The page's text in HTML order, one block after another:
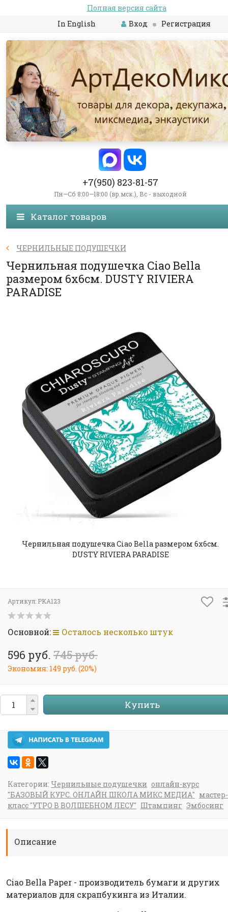
Полная версия сайта
In English
Вход Регистрация
+7(950) 823-81-57
Пн—Сб 8:00—18:00 (вр.мск.), Вс - выходной
Каталог товаров
ЧЕРНИЛЬНЫЕ ПОДУШЕЧКИ
Чернильная подушечка Ciao Bella
размером 6х6см. DUSTY RIVIERA
PARADISE
Чернильная подушечка Ciao Bella размером 6х6см.
DUSTY RIVIERA PARADISE
Артикул: PKA123
Основной: Осталось несколько штук
596 руб. 745 руб.
Экономия: 149 руб. (20%)
Купить
Категории: Чернильные подушечки онлайн-курс
"БАЗОВЫЙ КУРС. ОНЛАЙН ШКОЛА МИКС МЕДИА" мастер-
класс "УТРО В ВОЛШЕБНОМ ЛЕСУ" Штампинг Эмбосинг
Описание
Ciao Bella Paper - производитель бумаги и других
материалов для скрапбукинга из Италии.